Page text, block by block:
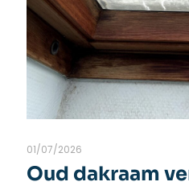
01/07/2026
Oud dakraam